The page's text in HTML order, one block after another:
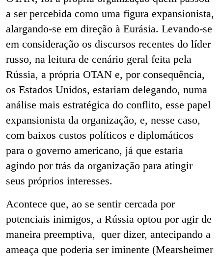
a ser percebida como uma figura expansionista,
alargando-se em direção à Eurásia. Levando-se
em consideração os discursos recentes do líder
russo, na leitura de cenário geral feita pela
Rússia, a própria OTAN e, por consequência,
os Estados Unidos, estariam delegando, numa
análise mais estratégica do conflito, esse papel
expansionista da organização, e, nesse caso,
com baixos custos políticos e diplomáticos
para o governo americano, já que estaria
agindo por trás da organização para atingir
seus próprios interesses.
Acontece que, ao se sentir cercada por
potenciais inimigos, a Rússia optou por agir de
maneira preemptiva, quer dizer, antecipando a
ameaça que poderia ser iminente (Mearsheimer